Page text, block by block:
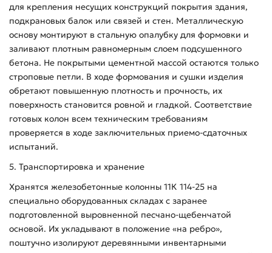
для крепления несущих конструкций покрытия здания,
подкрановых балок или связей и стен. Металлическую
основу монтируют в стальную опалубку для формовки и
заливают плотным равномерным слоем подсушенного
бетона. Не покрытыми цементной массой остаются только
строповые петли. В ходе формования и сушки изделия
обретают повышенную плотность и прочность, их
поверхность становится ровной и гладкой. Соответствие
готовых колон всем техническим требованиям
проверяется в ходе заключительных приемо-сдаточных
испытаний.
5. Транспортировка и хранение
Хранятся железобетонные колонны 11К 114-25 на
специально оборудованных складах с заранее
подготовленной выровненной песчано-щебенчатой
основой. Их укладывают в положение «на ребро»,
поштучно изолируют деревянными инвентарными